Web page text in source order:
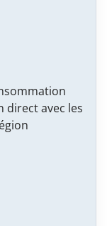
direct avec les